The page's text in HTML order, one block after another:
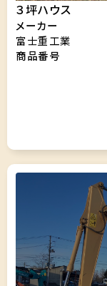
３坪ハウス
メーカー
富士重工業
商品番号